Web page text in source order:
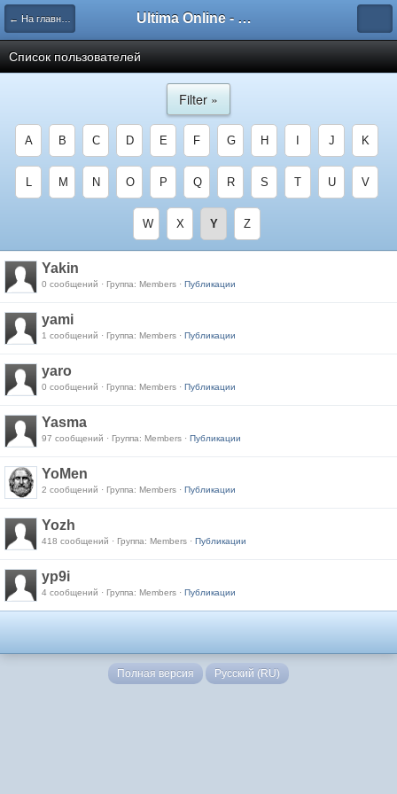
← На главную Ultima Online - Форум Русского сообщества игры
Список пользователей
Filter »
A B C D E F G H J K
L M N O P Q R S T U V
W X Y Z
Yakin
0 сообщений · Группа: Members · Публикации
yami
1 сообщений · Группа: Members · Публикации
yaro
0 сообщений · Группа: Members · Публикации
Yasma
97 сообщений · Группа: Members · Публикации
YoMen
2 сообщений · Группа: Members · Публикации
Yozh
418 сообщений · Группа: Members · Публикации
yp9i
4 сообщений · Группа: Members · Публикации
Полная версия Русский (RU)